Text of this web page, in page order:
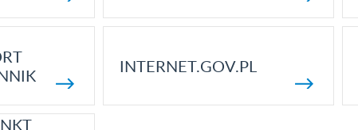
INTERNET.GOV.PL